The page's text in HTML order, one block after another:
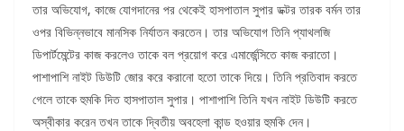
তার অভিযোগ, কাজে যোগদানের পর থেকেই হাসপাতাল সুপার ডক্টর তারক বর্মন তার
ওপর বিভিন্নভাবে মানসিক নির্যাতন করতেন। তার অভিযোগ তিনি প্যাথলজি
ডিপার্টমেন্টের কাজ করলেও তাকে বল প্রয়োগ করে এমার্জেন্সিতে কাজ করাতো।
পাশাপাশি নাইট ডিউটি জোর করে করানো হতো তাকে দিয়ে। তিনি প্রতিবাদ করতে
গেলে তাকে হুমকি দিত হাসপাতাল সুপার। পাশাপাশি তিনি যখন নাইট ডিউটি করতে
অস্বীকার করেন তখন তাকে দ্বিতীয় অবহেলা কান্ড হওয়ার হুমকি দেন।